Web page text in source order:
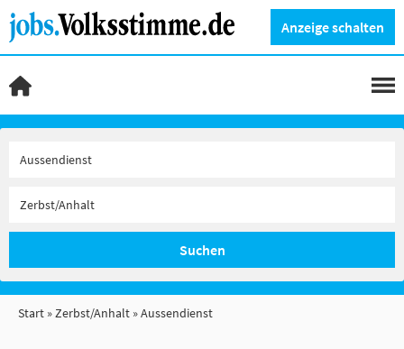
Anzeige schalten
Suchen
Start Zerbst/Anhalt Aussendienst